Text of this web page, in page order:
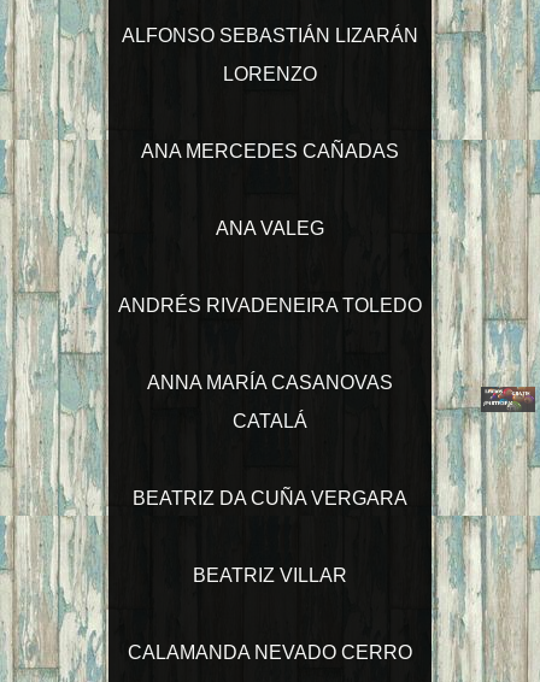
ALFONSO SEBASTIÁN LIZARÁN
LORENZO
ANA MERCEDES CAÑADAS
ANA VALEG
ANDRÉS RIVADENEIRA TOLEDO
ANNA MARÍA CASANOVAS
CATALÁ
BEATRIZ DA CUÑA VERGARA
BEATRIZ VILLAR
CALAMANDA NEVADO CERRO